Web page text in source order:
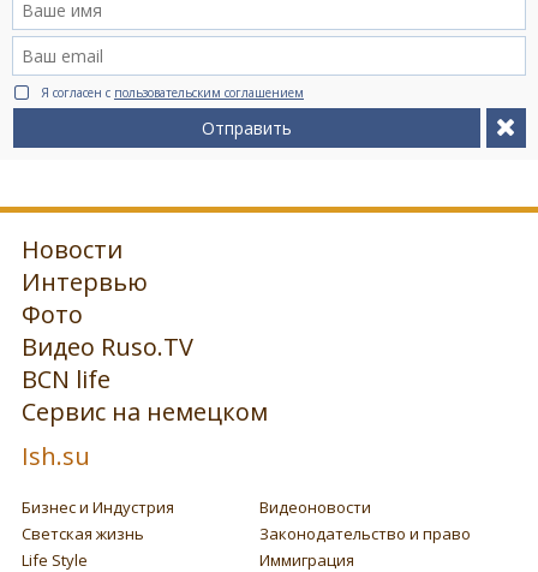
Я согласен с пользовательским соглашением
Отправить
Новости
Интервью
Фото
Видео Ruso.TV
BCN life
Сервис на немецком
Ish.su
Бизнес и Индустрия
Видеоновости
Светская жизнь
Законодательство и право
Life Style
Иммиграция